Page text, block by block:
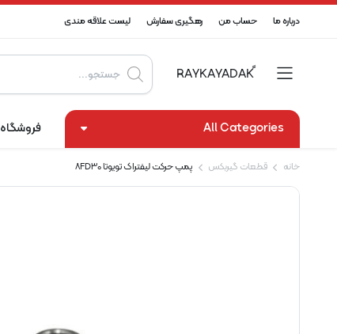
درباره ما حساب من رهگیری سفارش لیست علاقه مندی
Products
search
All Categories فروشگاه
خانه قطعات گیربکس پمپ حرکت لیفتراک تویوتا 8FD30